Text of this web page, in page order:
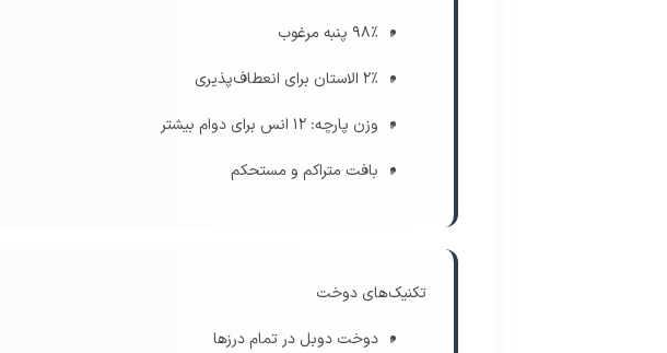
98% پنبه مرغوب
2% الاستان برای انعطاف‌پذیری
وزن پارچه: 12 انس برای دوام بیشتر
بافت متراکم و مستحکم
تکنیک‌های دوخت
دوخت دوبل در تمام درزها